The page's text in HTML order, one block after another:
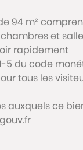
94 m²
et
rapidement
5 du code
tous les
auxquels ce